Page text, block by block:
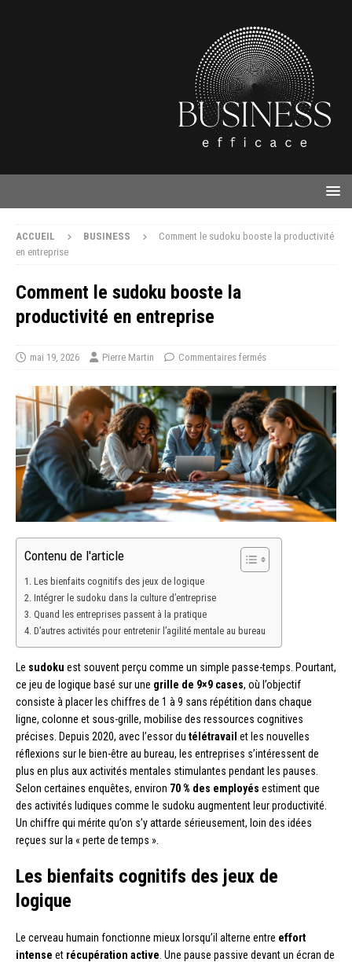
ACCUEIL BUSINESS
Comment le sudoku booste la productivité
en entreprise
Comment le sudoku booste la
productivité en entreprise
mai 19, 2026 Pierre Martin Commentaires fermés
Contenu de l'article
Les bienfaits cognitifs des jeux de logique
Intégrer le sudoku dans la culture d’entreprise
Quand les entreprises passent à la pratique
D’autres activités pour entretenir l’agilité mentale au bureau
Le sudoku est souvent perçu comme un simple passe-temps. Pourtant,
ce jeu de logique basé sur une grille de 9×9 cases, où l’objectif
consiste à placer les chiffres de 1 à 9 sans répétition dans chaque
ligne, colonne et sous-grille, mobilise des ressources cognitives
précises. Depuis 2020, avec l’essor du télétravail et les nouvelles
réflexions sur le bien-être au bureau, les entreprises s’intéressent de
plus en plus aux activités mentales stimulantes pendant les pauses.
Selon certaines enquêtes, environ 70 % des employés estiment que
des activités ludiques comme le sudoku augmentent leur productivité.
Un chiffre qui mérite qu’on s’y attarde sérieusement, loin des idées
reçues sur la « perte de temps ».
Les bienfaits cognitifs des jeux de
logique
Le cerveau humain fonctionne mieux lorsqu’il alterne entre effort
intense et récupération active . Une pause passive devant un écran de